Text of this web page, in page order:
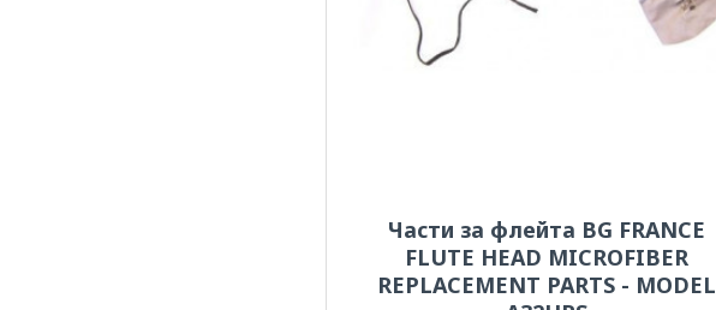
Части за флейта BG FRANCE
FLUTE HEAD MICROFIBER
REPLACEMENT PARTS - MODEL